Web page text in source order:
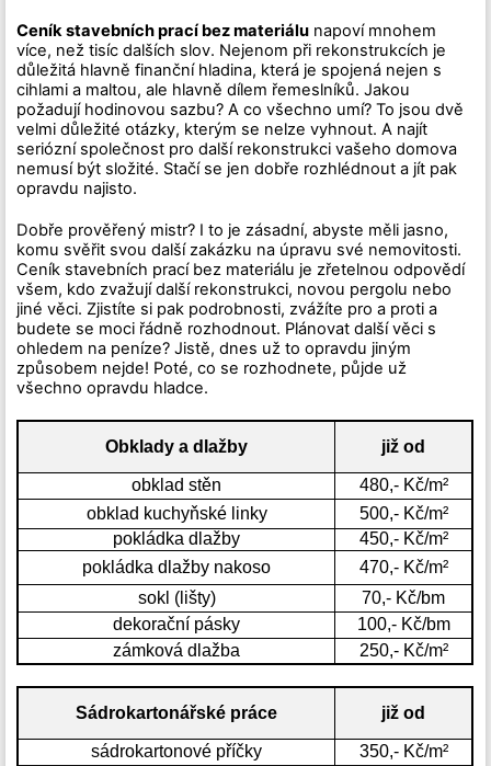
Ceník stavebních prací bez materiálu napoví mnohem
více, než tisíc dalších slov. Nejenom při rekonstrukcích je
důležitá hlavně finanční hladina, která je spojená nejen s
cihlami a maltou, ale hlavně dílem řemeslníků. Jakou
požadují hodinovou sazbu? A co všechno umí? To jsou dvě
velmi důležité otázky, kterým se nelze vyhnout. A najít
seriózní společnost pro další rekonstrukci vašeho domova
nemusí být složité. Stačí se jen dobře rozhlédnout a jít pak
opravdu najisto.
Dobře prověřený mistr? I to je zásadní, abyste měli jasno,
komu svěřit svou další zakázku na úpravu své nemovitosti.
Ceník stavebních prací bez materiálu je zřetelnou odpovědí
všem, kdo zvažují další rekonstrukci, novou pergolu nebo
jiné věci. Zjistíte si pak podrobnosti, zvážíte pro a proti a
budete se moci řádně rozhodnout. Plánovat další věci s
ohledem na peníze? Jistě, dnes už to opravdu jiným
způsobem nejde! Poté, co se rozhodnete, půjde už
všechno opravdu hladce.
Obklady a dlažby již od
obklad stěn
480,- Kč/m²
obklad kuchyňské linky
500,- Kč/m²
pokládka dlažby
450,- Kč/m²
pokládka dlažby nakoso
470,- Kč/m²
sokl (lišty)
70,- Kč/bm
dekorační pásky
100,- Kč/bm
zámková dlažba
250,- Kč/m²
Sádrokartonářské práce již od
sádrokartonové příčky
350,- Kč/m²